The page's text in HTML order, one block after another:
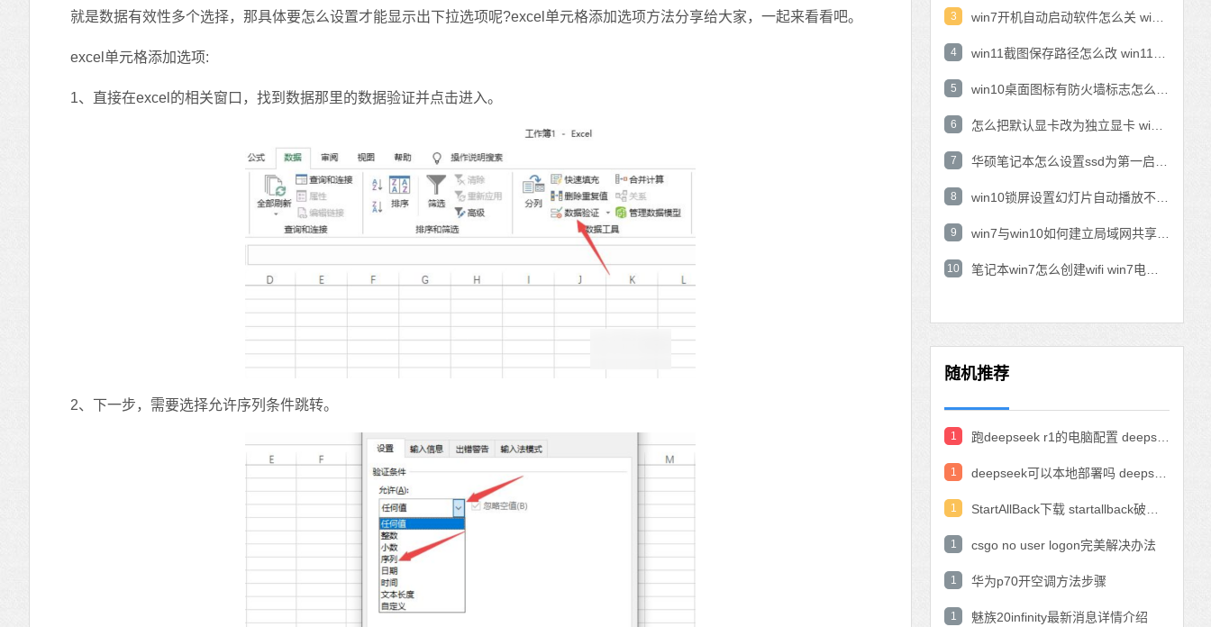
就是数据有效性多个选择，那具体要怎么设置才能显示出下拉选项呢?excel单元格添加选项方法分享给大家，一起来看看吧。
excel单元格添加选项:
1、直接在excel的相关窗口，找到数据那里的数据验证并点击进入。
2、下一步，需要选择允许序列条件跳转。
3
4
5
6
7
8
9
10
随机推荐
1
1
1
1 csgo no user logon完美解决办法
1 华为p70开空调方法步骤
1 魅族20infinity最新消息详情介绍